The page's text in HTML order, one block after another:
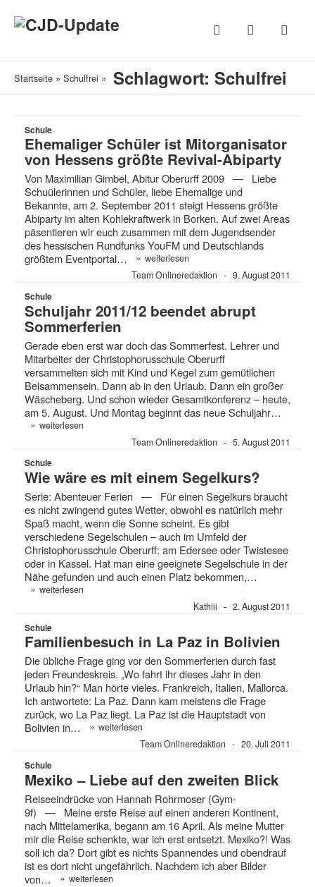
Startseite » Schulfrei » Schlagwort: Schulfrei
Schule
Ehemaliger Schüler ist Mitorganisator
von Hessens größte Revival-Abiparty
Von Maximilian Gimbel, Abitur Oberurff 2009 — Liebe
Schuülerinnen und Schüler, liebe Ehemalige und
Bekannte, am 2. September 2011 steigt Hessens größte
Abiparty im alten Kohlekraftwerk in Borken. Auf zwei Areas
päsentieren wir euch zusammen mit dem Jugendsender
des hessischen Rundfunks YouFM und Deutschlands
größtem Eventportal…
» weiterlesen
Team Onlineredaktion
9. August 2011
Schule
Schuljahr 2011/12 beendet abrupt
Sommerferien
Gerade eben erst war doch das Sommerfest. Lehrer und
Mitarbeiter der Christophorusschule Oberurff
versammelten sich mit Kind und Kegel zum gemütlichen
Beisammensein. Dann ab in den Urlaub. Dann ein großer
Wäscheberg. Und schon wieder Gesamtkonferenz – heute,
am 5. August. Und Montag beginnt das neue Schuljahr…
» weiterlesen
Team Onlineredaktion
5. August 2011
Schule
Wie wäre es mit einem Segelkurs?
Serie: Abenteuer Ferien — Für einen Segelkurs braucht
es nicht zwingend gutes Wetter, obwohl es natürlich mehr
Spaß macht, wenn die Sonne scheint. Es gibt
verschiedene Segelschulen – auch im Umfeld der
Christophorusschule Oberurff: am Edersee oder Twistesee
oder in Kassel. Hat man eine geeignete Segelschule in der
Nähe gefunden und auch einen Platz bekommen,…
» weiterlesen
Kathiii
2. August 2011
Schule
Familienbesuch in La Paz in Bolivien
Die übliche Frage ging vor den Sommerferien durch fast
jeden Freundeskreis. „Wo fahrt ihr dieses Jahr in den
Urlaub hin?“ Man hörte vieles. Frankreich, Italien, Mallorca.
Ich antwortete: La Paz. Dann kam meistens die Frage
zurück, wo La Paz liegt. La Paz ist die Hauptstadt von
Bolivien in…
» weiterlesen
Team Onlineredaktion
20. Juli 2011
Schule
Mexiko – Liebe auf den zweiten Blick
Reiseeindrücke von Hannah Rohrmoser (Gym-
9f) — Meine erste Reise auf einen anderen Kontinent,
nach Mittelamerika, begann am 16 April. Als meine Mutter
mir die Reise schenkte, war ich erst entsetzt. Mexiko?! Was
soll ich da? Dort gibt es nichts Spannendes und obendrauf
ist es dort nicht ungefährlich. Nachdem ich aber Bilder
von…
» weiterlesen